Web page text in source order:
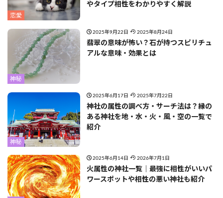
恋愛
やタイプ相性をわかりやすく解説
神秘
2025年9月22日 2025年8月24日
翡翠の意味が怖い？石が持つスピリチュ
アルな意味・効果とは
神秘
2025年6月17日 2025年7月22日
神社の属性の調べ方・サーチ法は？縁の
ある神社を地・水・火・風・空の一覧で
紹介
2025年6月14日 2026年7月1日
火属性の神社一覧｜最強に相性がいいパ
ワースポットや相性の悪い神社も紹介